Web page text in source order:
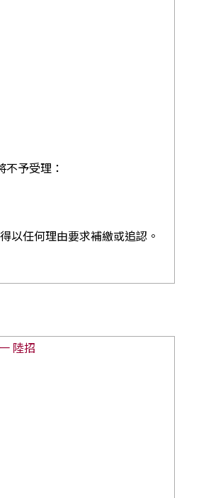
予受理：
以任何理由要求補繳或追認。
陸招